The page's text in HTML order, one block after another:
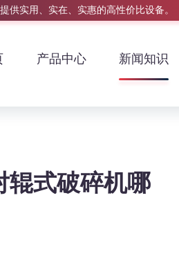
供实用、实在、实惠的高性价比设备。
产品中心 新闻知识
辊式破碎机哪